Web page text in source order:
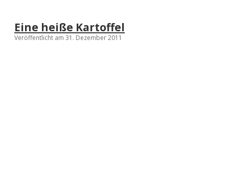
Eine heiße Kartoffel
Veröffentlicht am 31. Dezember 2011